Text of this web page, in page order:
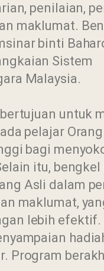
penilaian,
maklumat.
binti
Sistem
Malaysia.
untuk
pelajar
bagi
itu, bengkel
Asli dalam
maklumat,
lebih efektif.
Program